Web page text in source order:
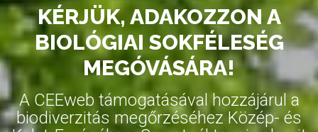
KÉRJÜK, ADAKOZZON A
BIOLÓGIAI SOKFÉLESÉG
MEGÓVÁSÁRA!
A CEEweb támogatásával hozzájárul a
biodiverzitás megőrzéséhez Közép- és